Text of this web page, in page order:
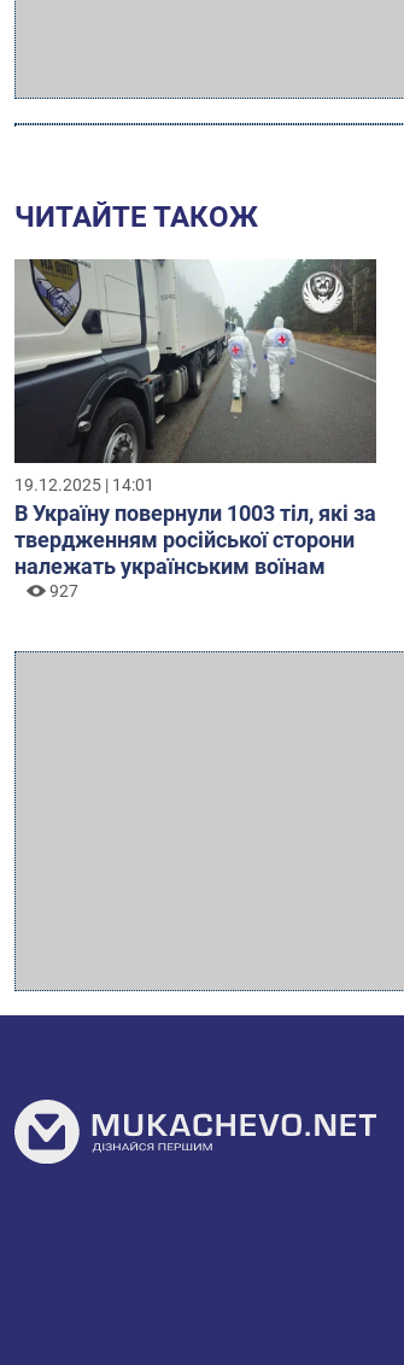
ЧИТАЙТЕ ТАКОЖ
19.12.2025 | 14:01
В Україну повернули 1003 тіл, які за
твердженням російської сторони
належать українським воїнам
927